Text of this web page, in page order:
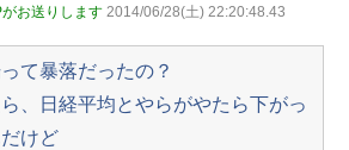
お送りします 2014/06/28(土) 22:20:48.43
て暴落だったの？
、日経平均とやらがやたら下がっ
けど